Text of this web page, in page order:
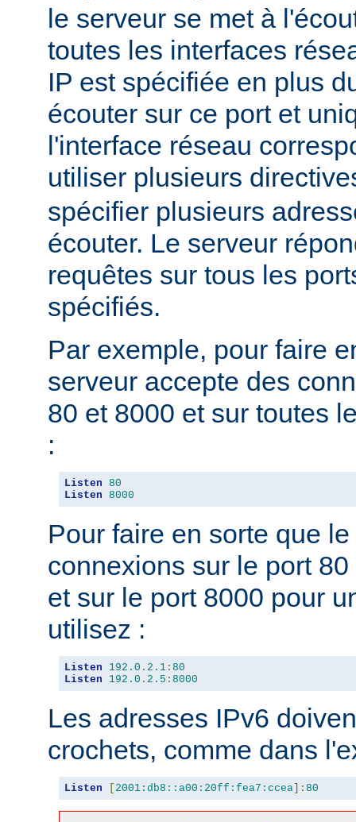
le serveur se met à
toutes les interfaces
IP est spécifiée en plus
écouter sur ce port et
l'interface réseau
utiliser plusieurs
spécifier plusieurs
écouter. Le serveur
requêtes sur tous les
spécifiés.
Par exemple, pour faire
serveur accepte des
80 et 8000 et sur toutes
:
Listen 80
Listen 8000
Pour faire en sorte que
connexions sur le port
et sur le port 8000 pour
utilisez :
Listen 192.0 . 2.1 : 80
Listen
192.0 . 2.5 : 8000
Les adresses IPv6
crochets, comme dans
Listen [ 2001:db8::a00:20ff:fea7:ccea]: 80